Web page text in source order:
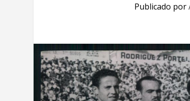
Publicado por